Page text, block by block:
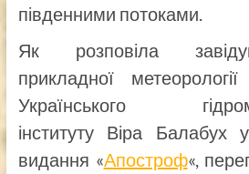
південними потоками.
Як розповіла
прикладної
Українського
інституту Віра Балабух
видання «Апостроф«,